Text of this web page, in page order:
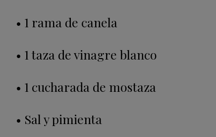
• 1 rama de canela
• 1 taza de vinagre blanco
• 1 cucharada de mostaza
• Sal y pimienta